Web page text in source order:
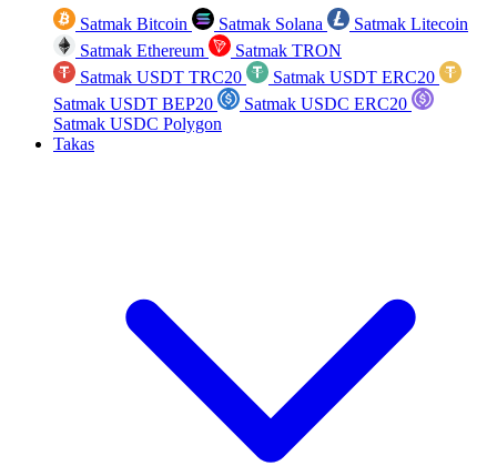
Satmak Bitcoin Satmak Solana
Satmak Litecoin
Satmak Ethereum
Satmak TRON
Satmak USDT TRC20
Satmak USDT ERC20
Satmak USDT BEP20
Satmak USDC ERC20
Satmak USDC Polygon
Takas